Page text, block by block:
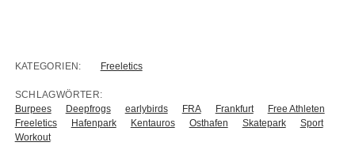
KATEGORIEN: Freeletics
SCHLAGWÖRTER:
Burpees
Deepfrogs earlybirds FRA Frankfurt
Free Athleten
Freeletics
Hafenpark Kentauros Osthafen Skatepark
Sport
Workout